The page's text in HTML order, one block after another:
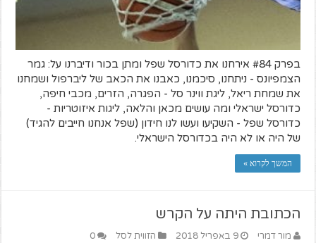
בפרק #84 אירחנו את כדורסל שפל ומתן בכור ודיברנו על: גמר
הצמפיונס - ניתחנו, סיכמנו, כאבנו את הכאב של ליברפול ושמחנו
את שמחת ריאל, ליגת ווינר סל - הפגרה, הזרים, מכבי חיפה,
כדורסל ישראלי ומה עושים מכאן והלאה, ליגות איזוטריות -
כדורסל שפל - השקיעו ועשו לנו חידון (שפל אנחנו חייבים להגיד)
של היה או לא היה בכדורסל הישראלי.
המשך לקרוא »
הכתובת היתה על הקרש
מור דמרי 9 באפריל 2018 הזווית לסל 0